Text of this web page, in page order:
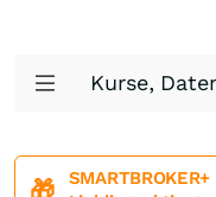
Kurse,
🎁